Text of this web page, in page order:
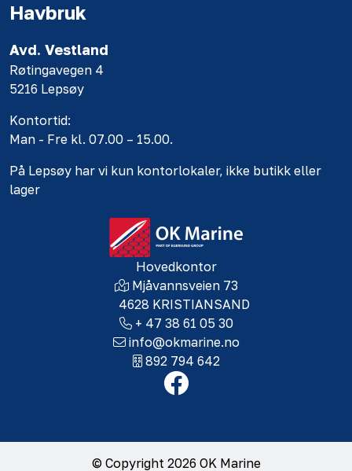
Havbruk
Avd. Vestland
Røtingavegen 4
5216 Lepsøy
Kontortid:
Man - Fre kl. 07.00 – 15.00.
På Lepsøy har vi kun kontorlokaler, ikke butikk eller
lager
Hovedkontor
Mjåvannsveien 73
4628 KRISTIANSAND
+ 47 38 61 05 30
info@okmarine.no
892 794 642
© Copyright 2026 OK Marine